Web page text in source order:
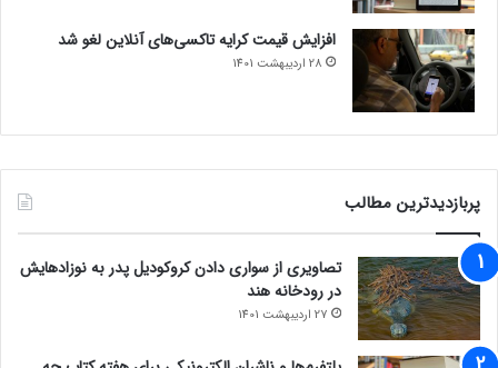
افزایش قیمت کرایه تاکسی‌های آنلاین لغو شد
28 اردیبهشت 1401
پربازدیدترین مطالب
تصاویری از سواری دادن کروکودیل پدر به نوزادهایش
در رودخانه هند
27 اردیبهشت 1401